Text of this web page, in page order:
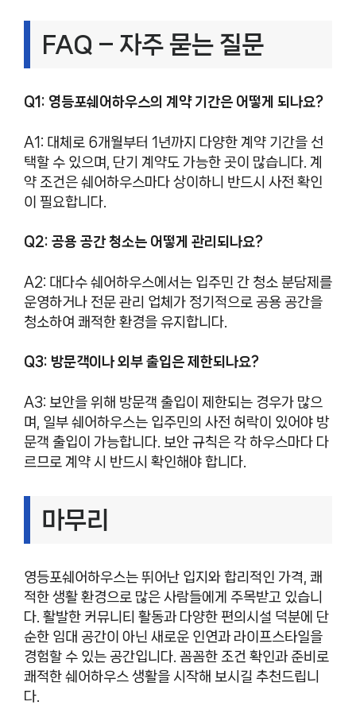
FAQ – 자주 묻는 질문
Q1: 영등포쉐어하우스의 계약 기간은 어떻게 되나요?
A1: 대체로 6개월부터 1년까지 다양한 계약 기간을 선
택할 수 있으며, 단기 계약도 가능한 곳이 많습니다. 계
약 조건은 쉐어하우스마다 상이하니 반드시 사전 확인
이 필요합니다.
Q2: 공용 공간 청소는 어떻게 관리되나요?
A2: 대다수 쉐어하우스에서는 입주민 간 청소 분담제를
운영하거나 전문 관리 업체가 정기적으로 공용 공간을
청소하여 쾌적한 환경을 유지합니다.
Q3: 방문객이나 외부 출입은 제한되나요?
A3: 보안을 위해 방문객 출입이 제한되는 경우가 많으
며, 일부 쉐어하우스는 입주민의 사전 허락이 있어야 방
문객 출입이 가능합니다. 보안 규칙은 각 하우스마다 다
르므로 계약 시 반드시 확인해야 합니다.
마무리
영등포쉐어하우스는 뛰어난 입지와 합리적인 가격, 쾌
적한 생활 환경으로 많은 사람들에게 주목받고 있습니
다. 활발한 커뮤니티 활동과 다양한 편의시설 덕분에 단
순한 임대 공간이 아닌 새로운 인연과 라이프스타일을
경험할 수 있는 공간입니다. 꼼꼼한 조건 확인과 준비로
쾌적한 쉐어하우스 생활을 시작해 보시길 추천드립니
다.